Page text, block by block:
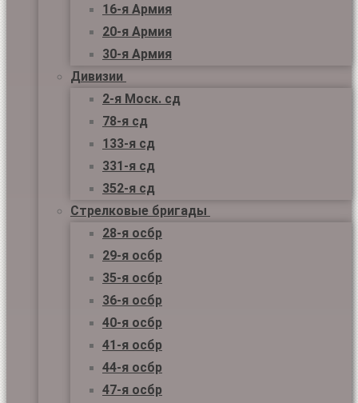
16-я Армия
20-я Армия
30-я Армия
Дивизии
2-я Моск. сд
78-я сд
133-я сд
331-я сд
352-я сд
Стрелковые бригады
28-я осбр
29-я осбр
35-я осбр
36-я осбр
40-я осбр
41-я осбр
44-я осбр
47-я осбр